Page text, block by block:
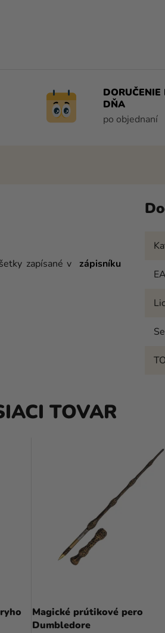
DŇA
po objednaní
zapísané v
zápisníku
TOVAR
Magické prútikové pero
Dumbledore